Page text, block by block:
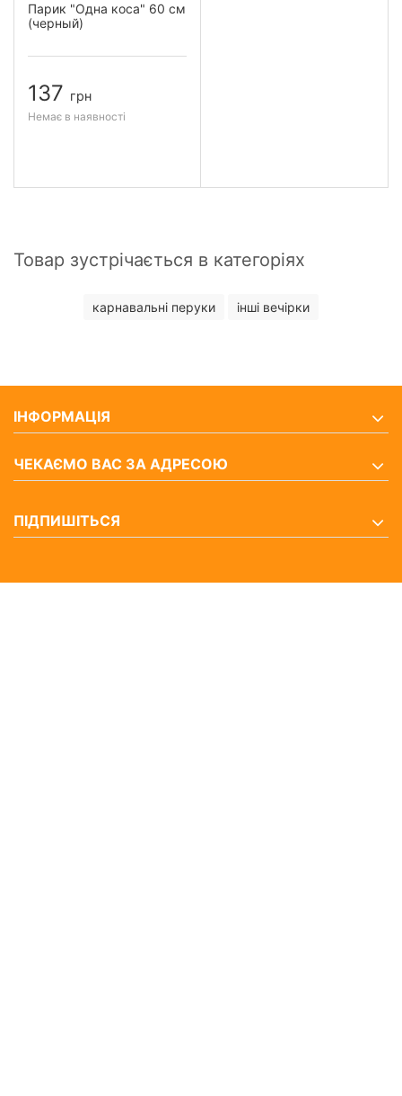
Парик "Одна коса" 60 см
(черный)
137 грн
Немає в наявності
Товар зустрічається в категоріях
карнавальні перуки інші вечірки
ІНФОРМАЦІЯ
ЧЕКАЄМО ВАС ЗА АДРЕСОЮ
ПІДПИШІТЬСЯ